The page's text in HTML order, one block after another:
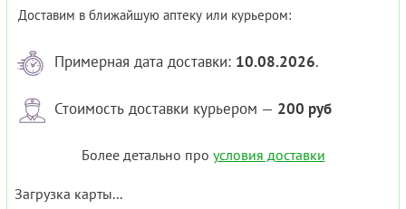
Доставим в ближайшую аптеку или курьером:
Примерная дата доставки: 10.08.2026.
Стоимость доставки курьером — 200 руб
Более детально про условия доставки
Загрузка карты...